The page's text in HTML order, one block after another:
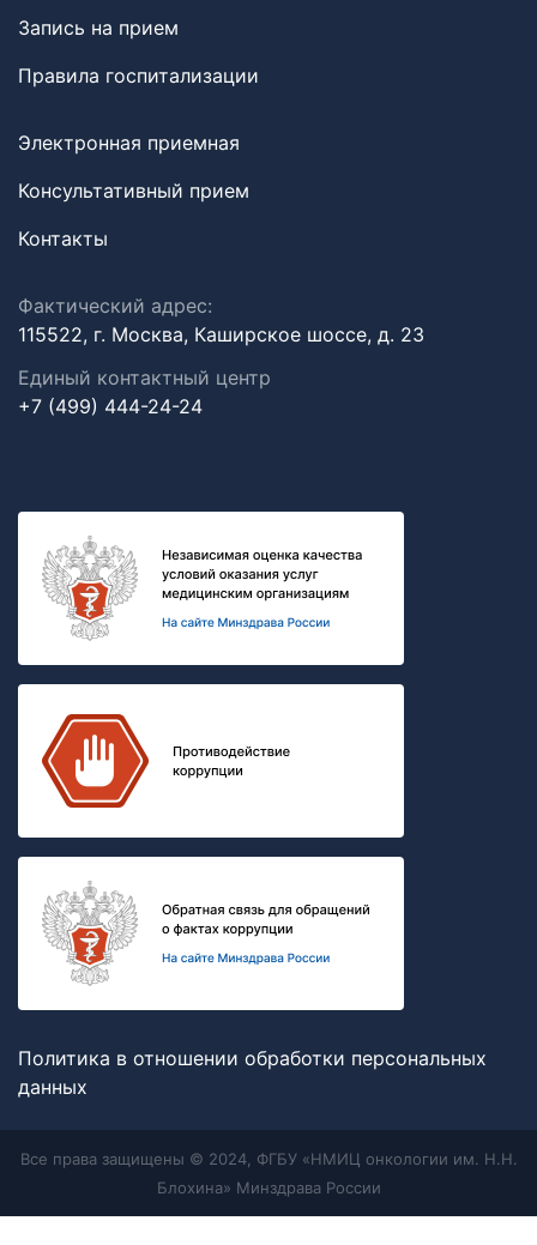
Запись на прием
Правила госпитализации
Электронная приемная
Консультативный прием
Контакты
Фактический адрес:
115522, г. Москва, Каширское шоссе, д. 23
Единый контактный центр
+7 (499) 444-24-24
Политика в отношении обработки персональных
данных
Все права защищены © 2024, ФГБУ «НМИЦ онкологии им. Н.Н.
Блохина» Минздрава России